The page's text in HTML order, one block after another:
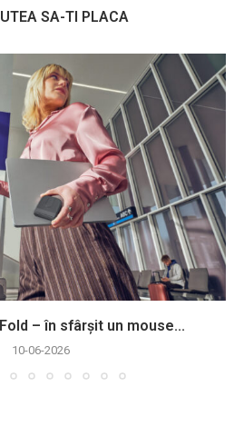
SA-TI PLACA
– în sfârșit un mouse...
10-06-2026